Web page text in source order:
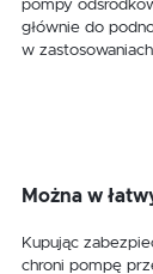
pompy
głównie do
w
Można w
Kupując
chroni pompę